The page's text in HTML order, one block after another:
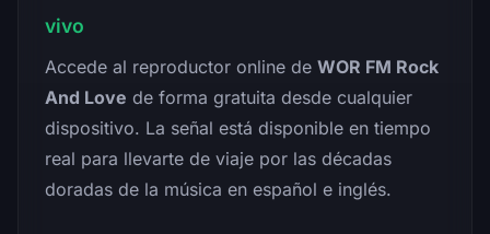
vivo
Accede al reproductor online de WOR FM Rock
And Love de forma gratuita desde cualquier
dispositivo. La señal está disponible en tiempo
real para llevarte de viaje por las décadas
doradas de la música en español e inglés.